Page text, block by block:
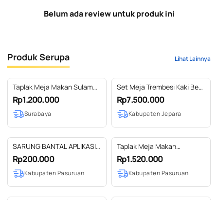
Belum ada review untuk produk ini
Produk Serupa Lihat Lainnya
Taplak Meja Makan Sulam
Sashiko
Rp1.200.000
Surabaya
Set Meja Trembesi Kaki Besi
Kombinasi Kursi Jati Selly
Rp7.500.000
Kabupaten Jepara
SARUNG BANTAL APLIKASI
KAWUNG KOMBINASI
BORDIR KUPU SIZE 44 X 30
CM
Rp200.000
Kabupaten Pasuruan
Taplak Meja Makan
Geometris 220 X 140
Rp1.520.000
Kabupaten Pasuruan